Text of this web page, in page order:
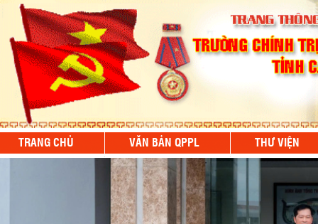
TRANG CHỦ VĂN BẢN QPPL THƯ VIỆN